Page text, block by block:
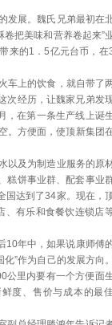
发展。魏氏兄弟最初在
卷把美味和营养卷起来”
来的1．5亿元台币，在
车上的饮食，就自带了
次经历，让魏家兄弟发
，在第一条生产线上诞
。方便面，使顶新集团
以及为制造业服务的原
饼事业群、配套事业群
国达到了34家。现在，
、有乐和食餐饮连锁店
10年中，如果说康师傅
化”作为自己的发展方向
公里内要有一个方便面
度、售价与成本的最